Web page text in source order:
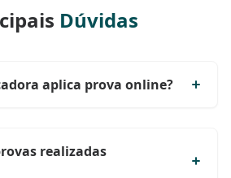
Dúvidas
aplica prova online?
realizadas